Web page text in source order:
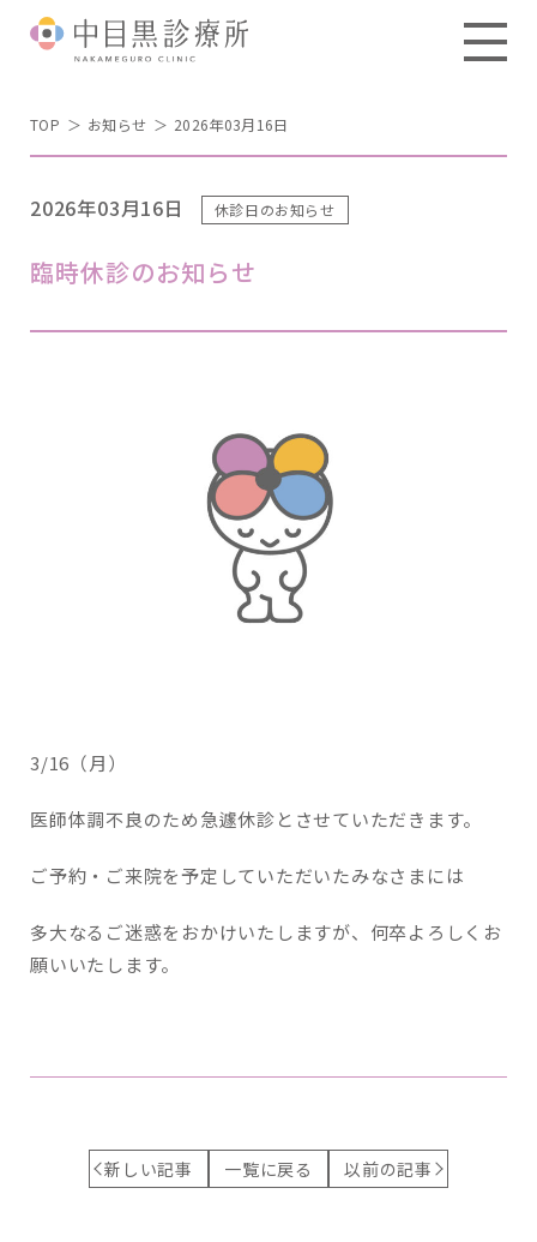
TOP お知らせ 2026年03月16日
2026年03月16日 休診日のお知らせ
臨時休診のお知らせ
3/16（月）
医師体調不良のため急遽休診とさせていただきます。
ご予約・ご来院を予定していただいたみなさまには
多大なるご迷惑をおかけいたしますが、何卒よろしくお
願いいたします。
新しい記事 一覧に戻る 以前の記事